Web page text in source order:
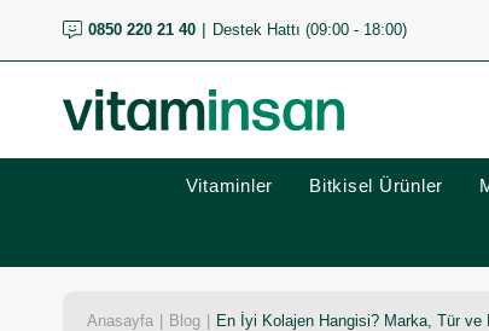
0850 220 21 40 Destek Hattı (09:00 - 18:00)
Vitaminler Bitkisel Ürünler
Anasayfa Blog En İyi Kolajen Hangisi? Marka, Tür ve